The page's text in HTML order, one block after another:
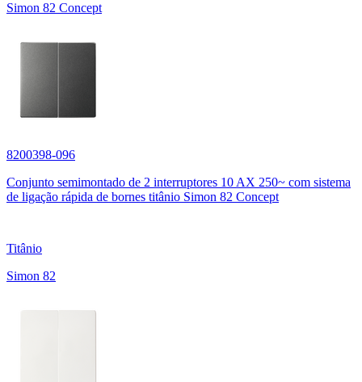
Simon 82 Concept
8200398-096
Conjunto semimontado de 2 interruptores 10 AX 250~ com sistema
de ligação rápida de bornes titânio Simon 82 Concept
Titânio
Simon 82